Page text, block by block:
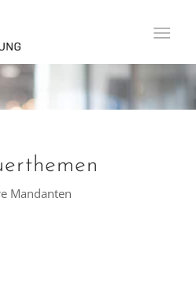
Mandanten